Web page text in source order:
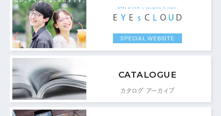
TEL：0776-89-1370
FAX：
商品センター直通
TEL：0776-87-0890
FAX： 0776-87-0891
SPECIAL WEBSITE
CATALOGUE
カタログ アーカイブ